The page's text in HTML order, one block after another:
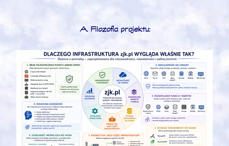
A. Filozofia projektu: